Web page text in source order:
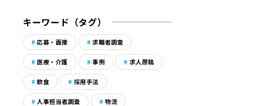
キーワード（タグ）
応募・面接 求職者調査
医療・介護 事例 求人原稿
飲食 採用手法
人事担当者調査 物流